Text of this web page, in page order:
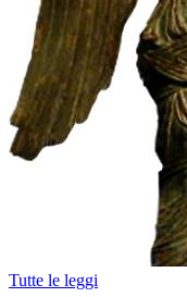
Tutte le leggi